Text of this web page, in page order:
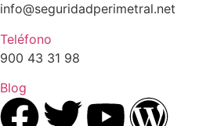
info@seguridadperimetral.net
Teléfono
900 43 31 98
Blog